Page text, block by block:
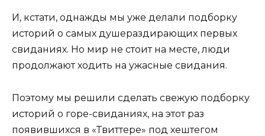
И, кстати, однажды мы уже делали подборку
историй о самых душераздирающих первых
свиданиях. Но мир не стоит на месте, люди
продолжают ходить на ужасные свидания.
Поэтому мы решили сделать свежую подборку
историй о горе-свиданиях, на этот раз
появившихся в «Твиттере» под хештегом